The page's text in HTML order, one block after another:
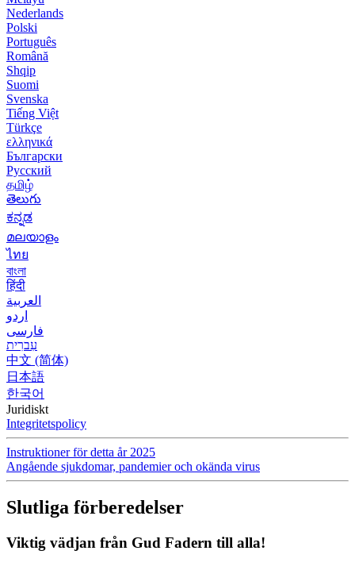
Nederlands
Polski
Português
Română
Shqip
Suomi
Svenska
Tiếng Việt
Türkçe
ελληνικά
Български
Русский
தமிழ்
తెలుగు
ಕನ್ನಡ
മലയാളം
ไทย
বাংলা
हिंदी
العربية
اردو
فارسی
עִברִית
中文 (简体)
日本語
한국어
Juridiskt
Integritetspolicy
Instruktioner för detta år 2025
Angående sjukdomar, pandemier och okända virus
Slutliga förberedelser
Viktig vädjan från Gud Fadern till alla!